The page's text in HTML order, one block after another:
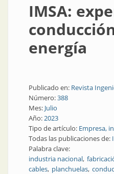
IMSA:
energía
Publicado en: Revista
Número:388
Mes: Julio
Año:2023
Tipo de artículo: Empresa,
Todas las publicaciones de:
Palabra clave:
industria nacional
cables planchuelas